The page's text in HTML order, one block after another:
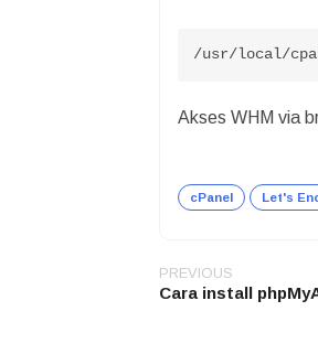
/usr/local/
Akses WHM via
cPanel Let's
Post
navigation
PREVIOUS
Cara install